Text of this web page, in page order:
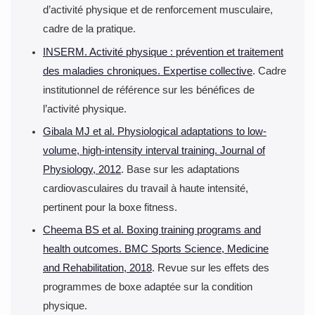
installations et de s’initier à la boxe fitness en sécurité et
bien conseillé.
d’activité physique et de renforcement musculaire,
cadre de la pratique.
INSERM. Activité physique : prévention et traitement
des maladies chroniques. Expertise collective. Cadre
institutionnel de référence sur les bénéfices de
l’activité physique.
Gibala MJ et al. Physiological adaptations to low-
volume, high-intensity interval training. Journal of
Physiology, 2012. Base sur les adaptations
cardiovasculaires du travail à haute intensité,
pertinent pour la boxe fitness.
Cheema BS et al. Boxing training programs and
health outcomes. BMC Sports Science, Medicine
and Rehabilitation, 2018. Revue sur les effets des
programmes de boxe adaptée sur la condition
physique.